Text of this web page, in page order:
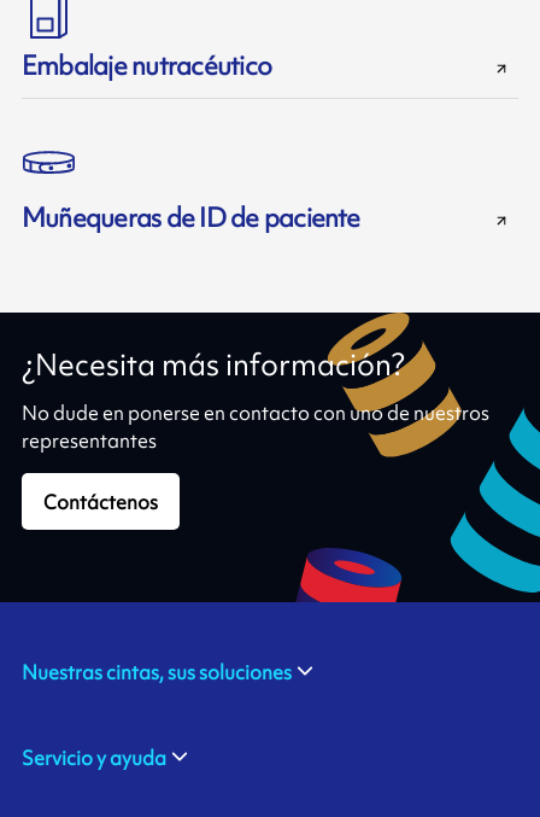
Embalaje nutracéutico
Muñequeras de ID de paciente
¿Necesita más información?
No dude en ponerse en contacto con uno de nuestros
representantes
Contáctenos
Nuestras cintas, sus soluciones
Servicio y ayuda